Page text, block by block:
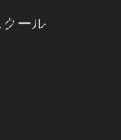
ール